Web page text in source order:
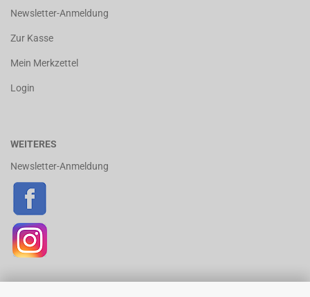
Newsletter-Anmeldung
Zur Kasse
Mein Merkzettel
Login
WEITERES
Newsletter-Anmeldung